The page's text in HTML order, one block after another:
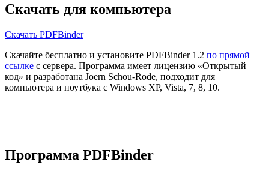
Скачать для компьютера
Скачать PDFBinder
Скачайте бесплатно и установите PDFBinder 1.2 по прямой
ссылке с сервера. Программа имеет лицензию «Открытый
код» и разработана Joern Schou-Rode, подходит для
компьютера и ноутбука с Windows XP, Vista, 7, 8, 10.
Программа PDFBinder